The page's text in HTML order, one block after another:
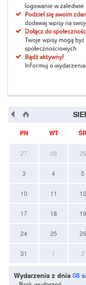
logowanie w zaledwie
Podziel się swoim
dodawaj wpisy na
Dołącz do
Twoje wpisy mogą
społecznościowych
Bądź aktywny!
Informuj o
PN WT ŚR
27 28 29
3 4 5
10 11 12
17 18 19
24 25 26
31 1 2
Wydarzenia z dnia 08